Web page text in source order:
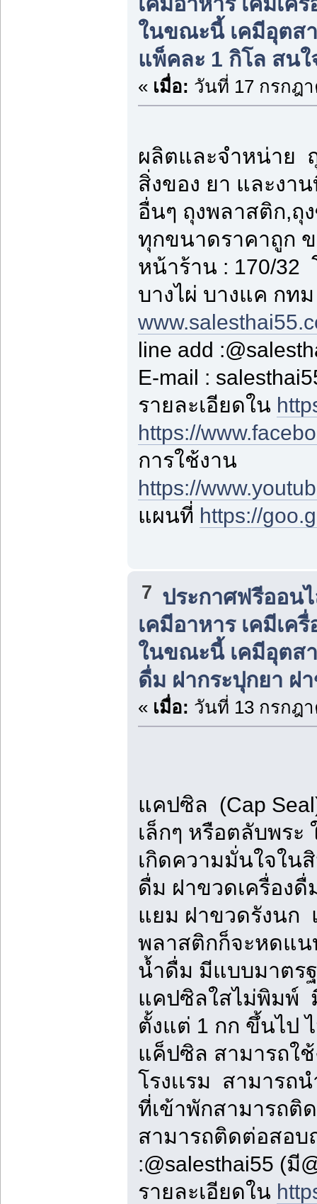
ในขณะนี้ เคมีอุตส
แพ็คละ 1 กิโล สน
« เมื่อ: วันที่ 17 กรกฎา
ผลิตและจำหน่าย
สิ่งของ ยา และงา
อื่นๆ ถุงพลาสติก,ถุ
ทุกขนาดราคาถูก
หน้าร้าน : 170/32
บางไผ่ บางแค กท
line add
E-mail :
รายละเอียดใน
https://
การใช้งาน
https://
แผนที่ https://
7 ประกาศฟรีออน
เคมีอาหาร เคมีเค
ในขณะนี้ เคมีอุตส
ดื่ม ฝากระปุกยา ฝ
« เมื่อ: วันที่ 13 กรกฎา
แคปซิล (Cap
เล็กๆ หรือตลับพร
เกิดความมั่นใจใน
ดื่ม ฝาขวดเครื่อง
แยม ฝาขวดรังนก
พลาสติกก็จะหดแ
น้ำดื่ม มีแบบมาตร
แคปซิลใสไม่พิมพ์
ตั้งแต่ 1 กก ขึ้นไป
แค็ปซิล สามารถใ
โรงเเรม สามาร
ที่เข้าพักสามารถติ
สามารถติดต่อสอบ
:@salesthai55 (มี
รายละเอียดใน